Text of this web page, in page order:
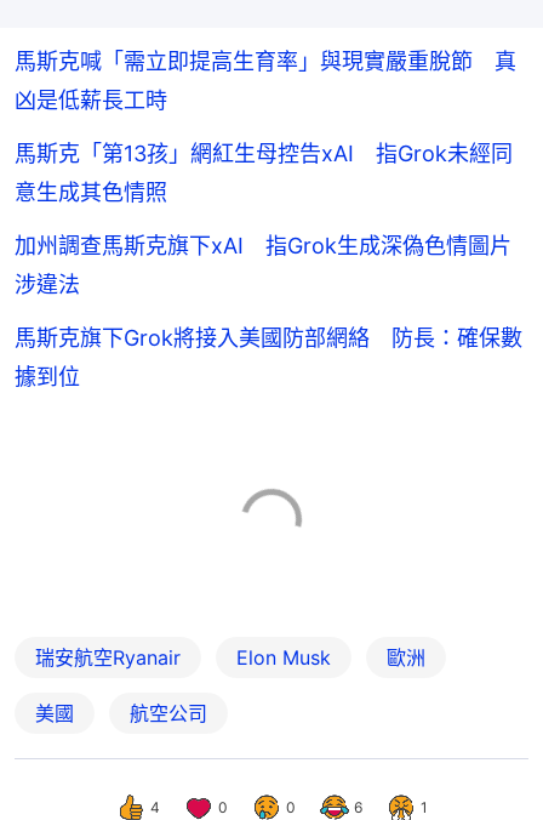
馬斯克喊「需立即提高生育率」與現實嚴重脫節 真
凶是低薪長工時
馬斯克「第13孩」網紅生母控告xAI 指Grok未經同
意生成其色情照
加州調查馬斯克旗下xAI 指Grok生成深偽色情圖片
涉違法
馬斯克旗下Grok將接入美國防部網絡 防長：確保數
據到位
瑞安航空Ryanair Elon Musk 歐洲
美國 航空公司
4 0 0 6 1